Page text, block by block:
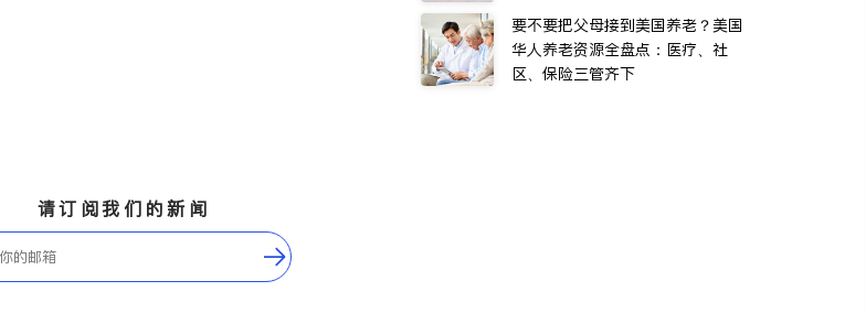
要不要把父母接到美国养老？美国
华人养老资源全盘点：医疗、社
区、保险三管齐下
请订阅我们的新闻